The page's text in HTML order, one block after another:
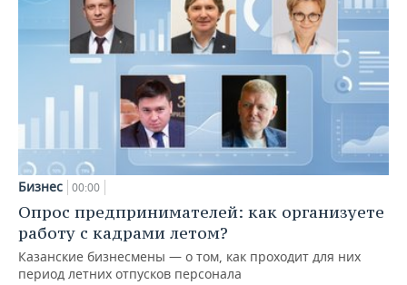
Бизнес 00:00
Опрос предпринимателей: как организуете
работу с кадрами летом?
Казанские бизнесмены — о том, как проходит для них
период летних отпусков персонала